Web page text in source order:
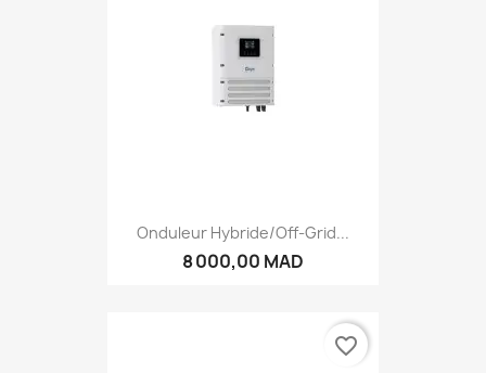
Onduleur Hybride/Off-Grid...
8 000,00 MAD
favorite_border